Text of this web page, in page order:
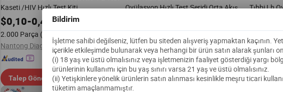
Kaseti /HIV Hızlı Test Kiti
$0,10-0,40
2.000 Parça (MOQ)
Nantong Diagnos Biotechnology Co., Ltd.
Talep Gönder
Ovülasyon Hızlı Test Şeridi Orta Akış
10.000 Parça(MOQ)
Hebei Times Medical Technology Co., Ltd.
Talep Gönder
Tıbbi Lh
1 Parça
Talep
Bildirim
İşletme sahibi değilseniz, lütfen bu siteden alışveriş yapmaktan kaçının.
içerikle etkileşimde bulunarak veya herhangi bir ürün satın alarak şunları
(i) 18 yaş ve üstü olmalısınız veya işletmenizin faaliyet gösterdiği yargı
ürünlerinin kullanımı için bu yaş sınırı varsa 21 yaş ve üstü olmalısınız.
(ii) Yetişkinlere yönelik ürünlerin satın alınması kesinlikle meşru ticari
tüketim amaçlanmamıştır.